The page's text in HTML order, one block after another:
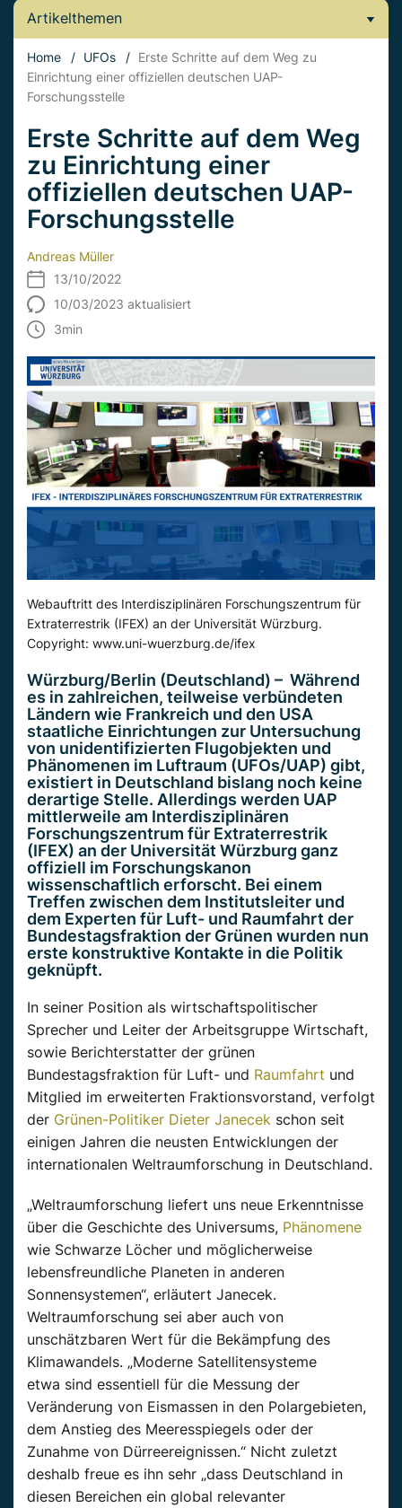
Artikelthemen
Home / UFOs / Erste Schritte auf dem Weg zu
Einrichtung einer offiziellen deutschen UAP-
Forschungsstelle
Erste Schritte auf dem Weg
zu Einrichtung einer
offiziellen deutschen UAP-
Forschungsstelle
Andreas Müller
13/10/2022
10/03/2023 aktualisiert
3min
Webauftritt des Interdisziplinären Forschungszentrum für
Extraterrestrik (IFEX) an der Universität Würzburg.
Copyright: www.uni-wuerzburg.de/ifex
Würzburg/Berlin (Deutschland) – Während
es in zahlreichen, teilweise verbündeten
Ländern wie Frankreich und den USA
staatliche Einrichtungen zur Untersuchung
von unidentifizierten Flugobjekten und
Phänomenen im Luftraum (UFOs/UAP) gibt,
existiert in Deutschland bislang noch keine
derartige Stelle. Allerdings werden UAP
mittlerweile am Interdisziplinären
Forschungszentrum für Extraterrestrik
(IFEX) an der Universität Würzburg ganz
offiziell im Forschungskanon
wissenschaftlich erforscht. Bei einem
Treffen zwischen dem Institutsleiter und
dem Experten für Luft- und Raumfahrt der
Bundestagsfraktion der Grünen wurden nun
erste konstruktive Kontakte in die Politik
geknüpft.
In seiner Position als wirtschaftspolitischer
Sprecher und Leiter der Arbeitsgruppe Wirtschaft,
sowie Berichterstatter der grünen
Bundestagsfraktion für Luft- und Raumfahrt und
Mitglied im erweiterten Fraktionsvorstand, verfolgt
der Grünen-Politiker Dieter Janecek schon seit
einigen Jahren die neusten Entwicklungen der
internationalen Weltraumforschung in Deutschland.
„Weltraumforschung liefert uns neue Erkenntnisse
über die Geschichte des Universums, Phänomene
wie Schwarze Löcher und möglicherweise
lebensfreundliche Planeten in anderen
Sonnensystemen“, erläutert Janecek.
Weltraumforschung sei aber auch von
unschätzbaren Wert für die Bekämpfung des
Klimawandels. „Moderne Satellitensysteme
etwa sind essentiell für die Messung der
Veränderung von Eismassen in den Polargebieten,
dem Anstieg des Meeresspiegels oder der
Zunahme von Dürreereignissen.“ Nicht zuletzt
deshalb freue es ihn sehr „dass Deutschland in
diesen Bereichen ein global relevanter